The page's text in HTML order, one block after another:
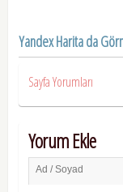
Yandex Harita da
Sayfa Yorumları
Yorum Ekle
Ad / Soyad